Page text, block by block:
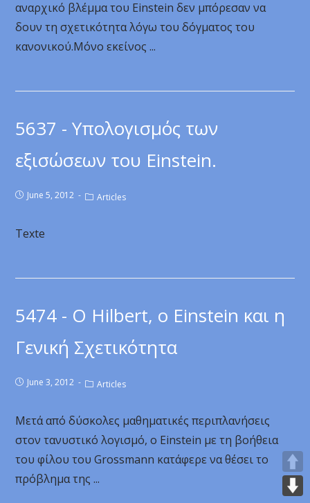
αναρχικό βλέμμα του Einstein δεν μπόρεσαν να
δουν τη σχετικότητα λόγω του δόγματος του
κανονικού.Μόνο εκείνος ...
5637 - Υπολογισμός των
εξισώσεων του Einstein.
June 5, 2012 Articles
Texte
5474 - O Hilbert, ο Einstein και η
Γενική Σχετικότητα
June 3, 2012 Articles
Μετά από δύσκολες μαθηματικές περιπλανήσεις
στον τανυστικό λογισμό, ο Einstein με τη βοήθεια
του φίλου του Grossmann κατάφερε να θέσει το
πρόβλημα της ...